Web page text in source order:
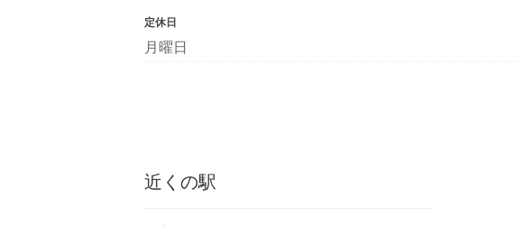
定休日
月曜日
近くの駅